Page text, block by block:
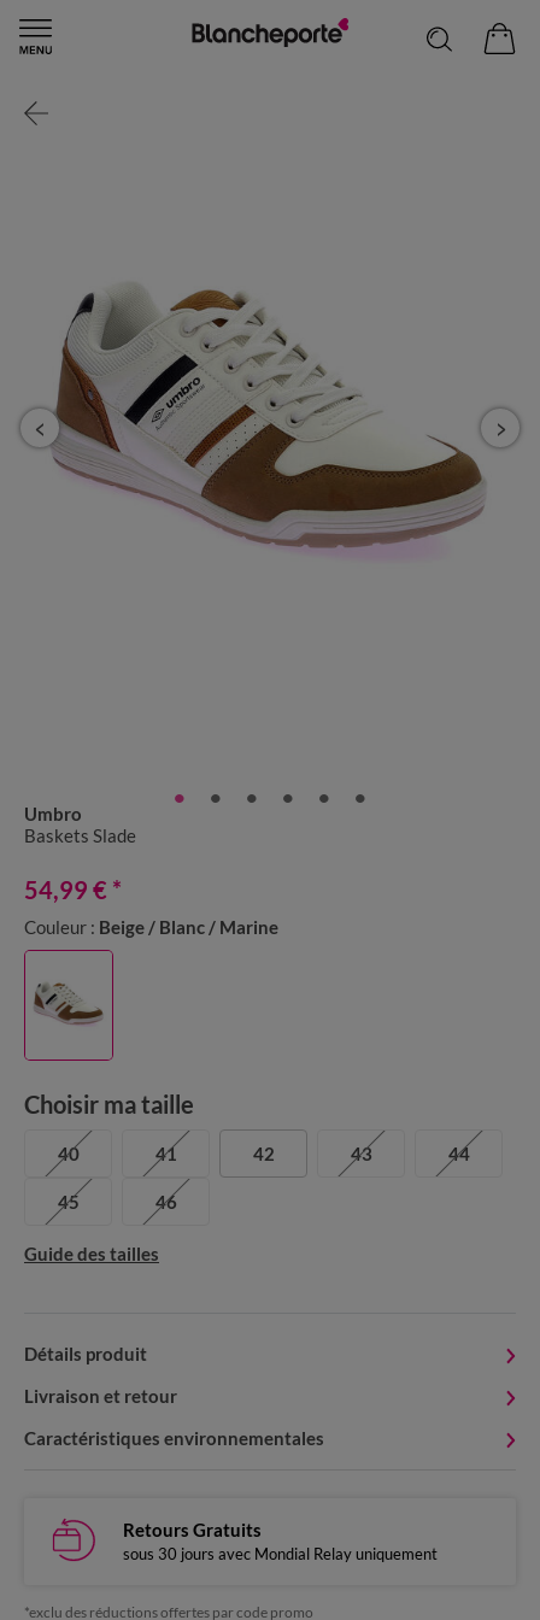
Umbro
Baskets Slade
54,99 € *
Couleur : Beige / Blanc / Marine
Choisir ma taille
40 41 42 43 44
45 46
Guide des tailles
Détails produit
Livraison et retour
Caractéristiques environnementales
Retours Gratuits
sous 30 jours avec Mondial Relay uniquement
*exclu des réductions offertes par code promo